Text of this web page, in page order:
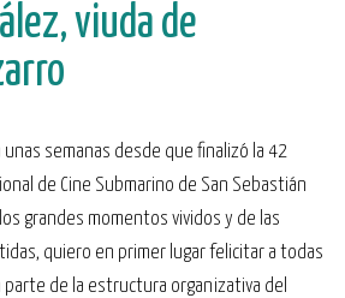
viuda de
unas semanas desde que finalizó la 42
de Cine Submarino de San Sebastián
los grandes momentos vividos y de las
quiero en primer lugar felicitar a todas
parte de la estructura organizativa del